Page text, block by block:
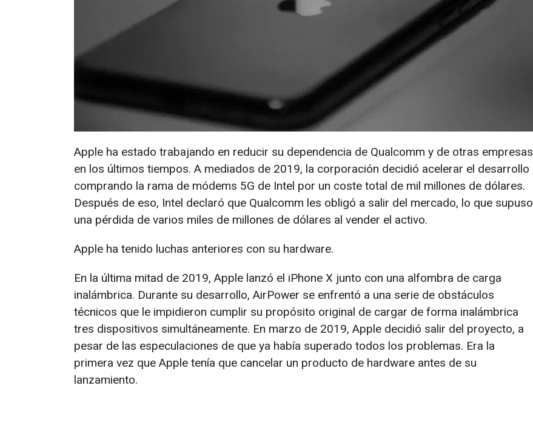
Apple ha estado trabajando en reducir su dependencia de Qualcomm y de otras empresas
en los últimos tiempos. A mediados de 2019, la corporación decidió acelerar el desarrollo
comprando la rama de módems 5G de Intel por un coste total de mil millones de dólares.
Después de eso, Intel declaró que Qualcomm les obligó a salir del mercado, lo que supuso
una pérdida de varios miles de millones de dólares al vender el activo.
Apple ha tenido luchas anteriores con su hardware.
En la última mitad de 2019, Apple lanzó el iPhone X junto con una alfombra de carga
inalámbrica. Durante su desarrollo, AirPower se enfrentó a una serie de obstáculos
técnicos que le impidieron cumplir su propósito original de cargar de forma inalámbrica
tres dispositivos simultáneamente. En marzo de 2019, Apple decidió salir del proyecto, a
pesar de las especulaciones de que ya había superado todos los problemas. Era la
primera vez que Apple tenía que cancelar un producto de hardware antes de su
lanzamiento.